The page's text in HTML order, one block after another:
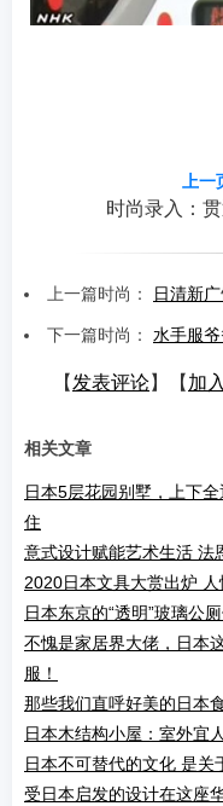
上一
时尚录入：
上一篇时尚： 日清新
下一篇时尚： 水手服
【 发表评论】【 加
相关文章
日本5层花园别墅，上下
住
意式设计赋能艺术生活 法
2020日本文具大赏出炉
日本东京的“透明”玻璃公
不愧是家居界大佬，日本
服！
那些我们直呼好美的日本
日本木结构小屋：室外宜
日本不可替代的文化 是关
受日本启发的设计在这座